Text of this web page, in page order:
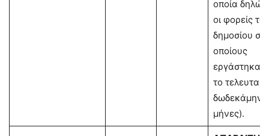
οποία
οι φορείς
δημοσίου
οποίους
εργάστηκαν
το τελευταίο
δωδεκάμηνο
μήνες).